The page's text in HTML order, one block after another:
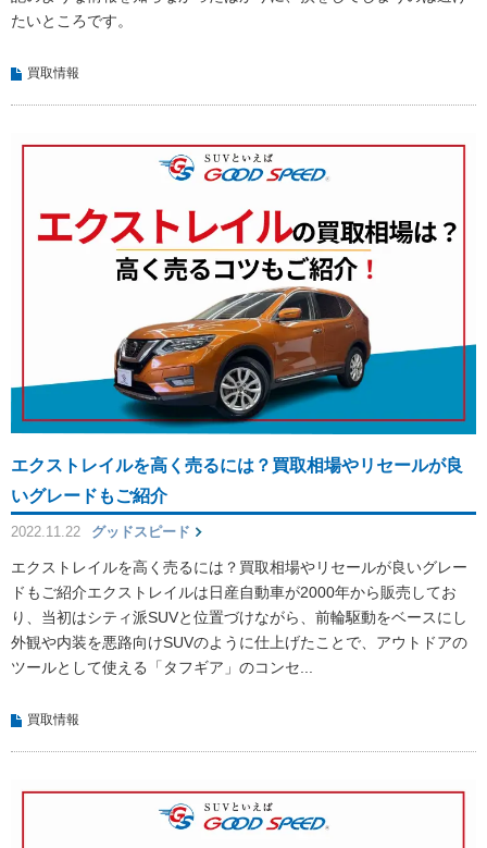
たいところです。
買取情報
エクストレイルを高く売るには？買取相場やリセールが良
いグレードもご紹介
2022.11.22 グッドスピード
エクストレイルを高く売るには？買取相場やリセールが良いグレー
ドもご紹介エクストレイルは日産自動車が2000年から販売してお
り、当初はシティ派SUVと位置づけながら、前輪駆動をベースにし
外観や内装を悪路向けSUVのように仕上げたことで、アウトドアの
ツールとして使える「タフギア」のコンセ...
買取情報